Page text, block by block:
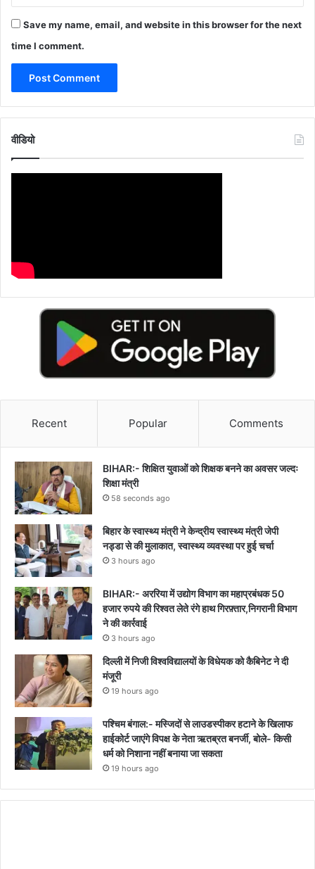
Save my name, email, and website in this browser for the next
time I comment.
वीडियो
Recent Popular Comments
BIHAR:- शिक्षित युवाओं को शिक्षक बनने का अवसर जल्दः
शिक्षा मंत्री
58 seconds ago
बिहार के स्वास्थ्य मंत्री ने केन्द्रीय स्वास्थ्य मंत्री जेपी
नड्डा से की मुलाकात, स्वास्थ्य व्यवस्था पर हुई चर्चा
3 hours ago
BIHAR:- अररिया में उद्योग विभाग का महाप्रबंधक 50
हजार रुपये की रिश्वत लेते रंगे हाथ गिरफ़्तार,निगरानी विभाग
ने की कार्रवाई
3 hours ago
दिल्ली में निजी विश्वविद्यालयों के विधेयक को कैबिनेट ने दी
मंजूरी
19 hours ago
पश्चिम बंगाल:- मस्जिदों से लाउडस्पीकर हटाने के खिलाफ
हाईकोर्ट जाएंगे विपक्ष के नेता ऋतब्रत बनर्जी, बोले- किसी
धर्म को निशाना नहीं बनाया जा सकता
19 hours ago